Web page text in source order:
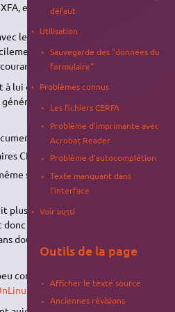
en particulier pour les
les logiciels Adobe (surtout les
exploitables par les
à lui de lire toutes les
par les logiciels Adobe,
etc.
CERFA);
si
bookletimposerpermet
plus ce logiciel pour Linux.
obsolète, s'installe très
doute des failles de sécurité non
compliqué, d'installer la version
défaut
Utilisation
Sauvegarde des "données du
formulaire"
Problèmes connus
Les fichiers CERFA
Problème d'imprimante avec
Acrobat Reader
Problème d'autocomplétion
Texte manquant dans
l'interface
Voir aussi
Outils de la page
Afficher le texte source
Anciennes révisions